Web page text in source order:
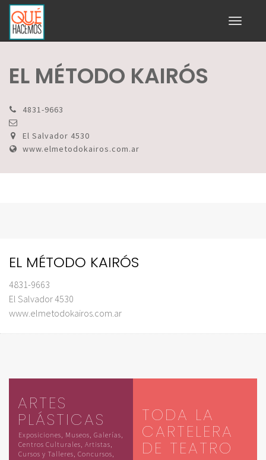
Toggle
EL MÉTODO KAIRÓS
4831-9663
El Salvador 4530
www.elmetodokairos.com.ar
EL MÉTODO KAIRÓS
4831-9663
El Salvador 4530
www.elmetodokairos.com.ar
ARTES
PLÁSTICAS
Exposiciones, Museos, Galerías,
Centros Culturales, Artistas,
Cursos y Talleres, Concursos,
TODA LA
CARTELERA
DE TEATRO